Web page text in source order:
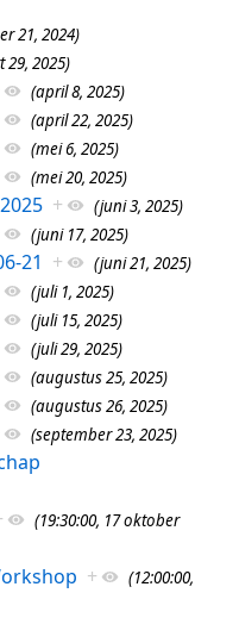
21, 2024)
29, 2025)
(april 8, 2025)
(april 22, 2025)
(mei 6, 2025)
(mei 20, 2025)
+ (juni 3, 2025)
(juni 17, 2025)
21 + (juni 21, 2025)
(juli 1, 2025)
(juli 15, 2025)
(juli 29, 2025)
(augustus 25, 2025)
(augustus 26, 2025)
(september 23, 2025)
(19:30:00, 17 oktober
+
(12:00:00,